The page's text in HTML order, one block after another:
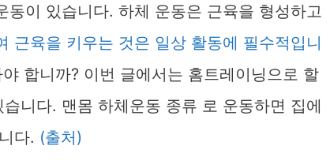
이 있습니다. 하체 운동은 근육을 형성하고
근육을 키우는 것은 일상 활동에 필수적입니
합니까? 이번 글에서는 홈트레이닝으로 할
니다. 맨몸 하체운동 종류 로 운동하면 집에
다. (출처)